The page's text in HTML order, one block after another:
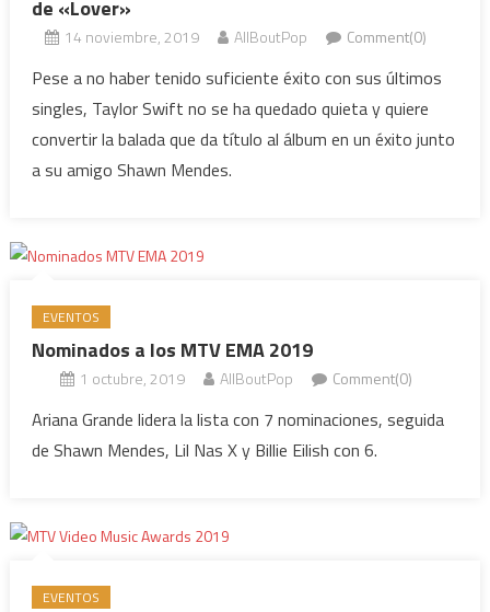
de «Lover»
14 noviembre, 2019 AllBoutPop Comment(0)
Pese a no haber tenido suficiente éxito con sus últimos
singles, Taylor Swift no se ha quedado quieta y quiere
convertir la balada que da título al álbum en un éxito junto
a su amigo Shawn Mendes.
EVENTOS
Nominados a los MTV EMA 2019
1 octubre, 2019 AllBoutPop Comment(0)
Ariana Grande lidera la lista con 7 nominaciones, seguida
de Shawn Mendes, Lil Nas X y Billie Eilish con 6.
EVENTOS